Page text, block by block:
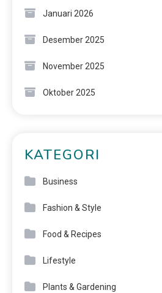
Januari 2026
Desember 2025
November 2025
Oktober 2025
KATEGORI
Business
Fashion & Style
Food & Recipes
Lifestyle
Plants & Gardening